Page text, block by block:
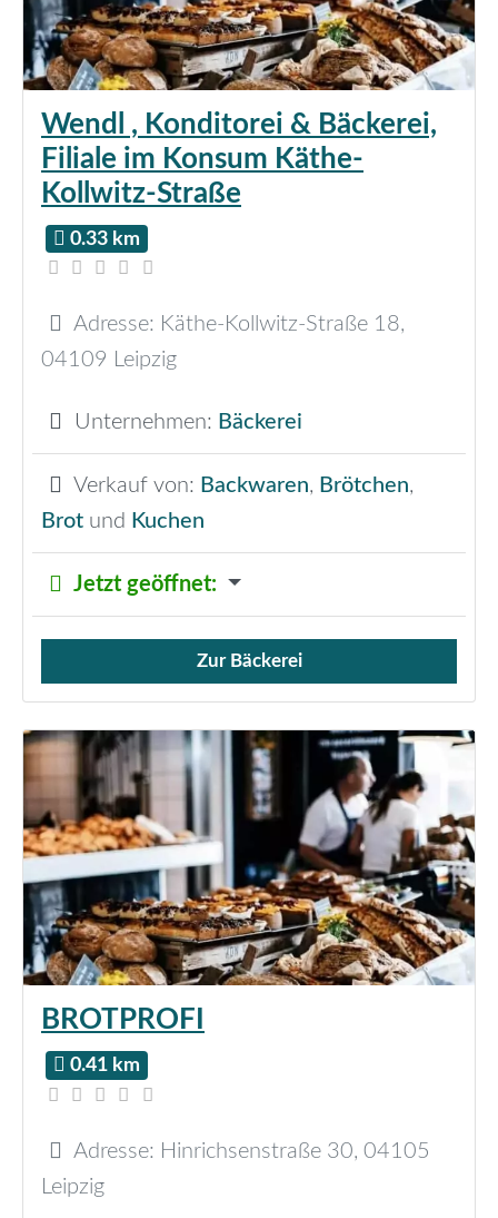
Wendl , Konditorei & Bäckerei,
Filiale im Konsum Käthe-
Kollwitz-Straße
0.33 km
Adresse: Käthe-Kollwitz-Straße 18,
04109 Leipzig
Unternehmen: Bäckerei
Verkauf von: Backwaren, Brötchen,
Brot und Kuchen
Jetzt geöffnet:
Verkauf von Brötchen,
Zur Bäckerei
BROTPROFI
0.41 km
Adresse: Hinrichsenstraße 30, 04105
Leipzig